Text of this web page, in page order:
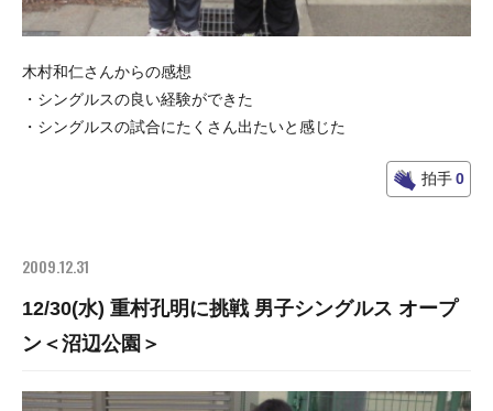
木村和仁さんからの感想
・シングルスの良い経験ができた
・シングルスの試合にたくさん出たいと感じた
拍手0
2009.12.31
12/30(水) 重村孔明に挑戦 男子シングルス オープ
ン＜沼辺公園＞